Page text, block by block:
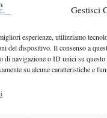
Gestisci
esperienze, utilizziamo
del dispositivo. Il consenso a
di navigazione o ID unici su
su alcune caratteristiche e
EDITORIALE
Costruire